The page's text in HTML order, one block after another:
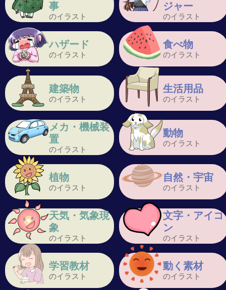
事
のイラスト
ジャー
のイラスト
ハザード
のイラスト
食べ物
のイラスト
建築物
のイラスト
生活用品
のイラスト
メカ・機械装
置
のイラスト
動物
のイラスト
植物
のイラスト
自然・宇宙
のイラスト
天気・気象現
象
のイラスト
文字・アイコ
ン
のイラスト
学習教材
のイラスト
動く素材
のイラスト